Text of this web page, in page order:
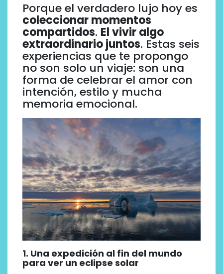
Porque el verdadero lujo hoy es
coleccionar momentos
compartidos. El vivir algo
extraordinario juntos. Estas seis
experiencias que te propongo
no son solo un viaje: son una
forma de celebrar el amor con
intención, estilo y mucha
memoria emocional.
1. Una expedición al fin del mundo
para ver un eclipse solar